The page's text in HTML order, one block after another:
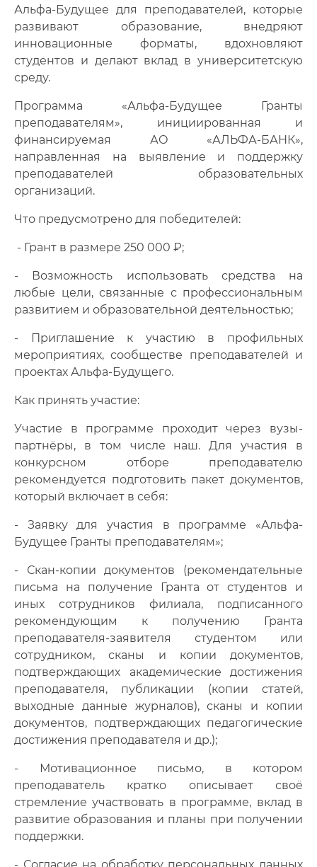
Альфа-Будущее для преподавателей, которые
развивают образование, внедряют
инновационные форматы, вдохновляют
студентов и делают вклад в университетскую
среду.
Программа «Альфа-Будущее Гранты
преподавателям», инициированная и
финансируемая АО «АЛЬФА-БАНК»,
направленная на выявление и поддержку
преподавателей образовательных
организаций.
Что предусмотрено для победителей:
- Грант в размере 250 000 ₽;
- Возможность использовать средства на
любые цели, связанные с профессиональным
развитием и образовательной деятельностью;
- Приглашение к участию в профильных
мероприятиях, сообществе преподавателей и
проектах Альфа-Будущего.
Как принять участие:
Участие в программе проходит через вузы-
партнёры, в том числе наш. Для участия в
конкурсном отборе преподавателю
рекомендуется подготовить пакет документов,
который включает в себя:
- Заявку для участия в программе «Альфа-
Будущее Гранты преподавателям»;
- Скан-копии документов (рекомендательные
письма на получение Гранта от студентов и
иных сотрудников филиала, подписанного
рекомендующим к получению Гранта
преподавателя-заявителя студентом или
сотрудником, сканы и копии документов,
подтверждающих академические достижения
преподавателя, публикации (копии статей,
выходные данные журналов), сканы и копии
документов, подтверждающих педагогические
достижения преподавателя и др.);
- Мотивационное письмо, в котором
преподаватель кратко описывает своё
стремление участвовать в программе, вклад в
развитие образования и планы при получении
поддержки.